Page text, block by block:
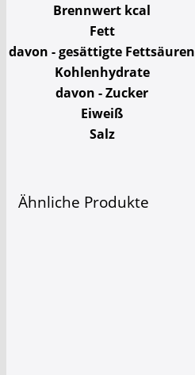
Brennwert kcal
Fett
davon - gesättigte Fettsäuren
Kohlenhydrate
davon - Zucker
Eiweiß
Salz
Ähnliche Produkte